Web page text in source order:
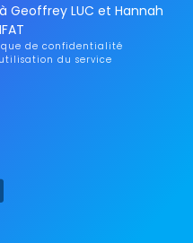
Geoffrey LUC et Hannah
de confidentialité
du service